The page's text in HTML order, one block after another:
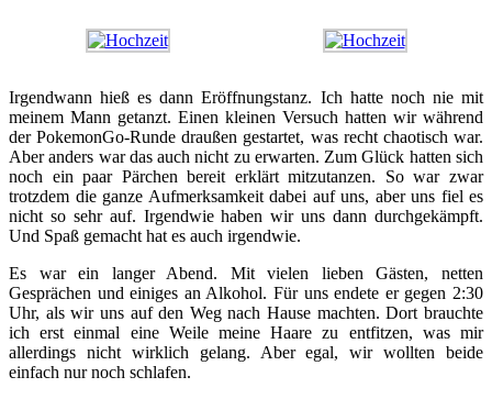
Irgendwann hieß es dann Eröffnungstanz. Ich hatte noch nie mit
meinem Mann getanzt. Einen kleinen Versuch hatten wir während
der PokemonGo-Runde draußen gestartet, was recht chaotisch war.
Aber anders war das auch nicht zu erwarten. Zum Glück hatten sich
noch ein paar Pärchen bereit erklärt mitzutanzen. So war zwar
trotzdem die ganze Aufmerksamkeit dabei auf uns, aber uns fiel es
nicht so sehr auf. Irgendwie haben wir uns dann durchgekämpft.
Und Spaß gemacht hat es auch irgendwie.
Es war ein langer Abend. Mit vielen lieben Gästen, netten
Gesprächen und einiges an Alkohol. Für uns endete er gegen 2:30
Uhr, als wir uns auf den Weg nach Hause machten. Dort brauchte
ich erst einmal eine Weile meine Haare zu entfitzen, was mir
allerdings nicht wirklich gelang. Aber egal, wir wollten beide
einfach nur noch schlafen.